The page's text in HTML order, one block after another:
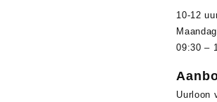
10-12
09:30 –
Uurloon